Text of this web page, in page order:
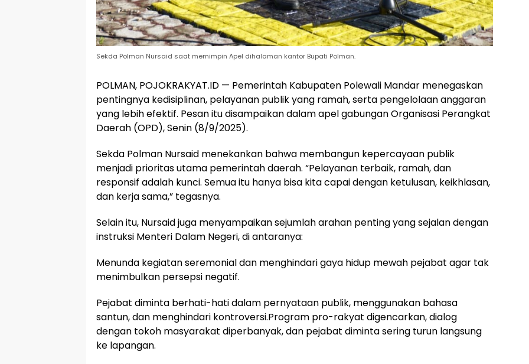
Sekda Polman Nursaid saat memimpin Apel dihalaman kantor Bupati Polman.
POLMAN, POJOKRAKYAT.ID — Pemerintah Kabupaten Polewali Mandar menegaskan
pentingnya kedisiplinan, pelayanan publik yang ramah, serta pengelolaan anggaran
yang lebih efektif. Pesan itu disampaikan dalam apel gabungan Organisasi Perangkat
Daerah (OPD), Senin (8/9/2025).
Sekda Polman Nursaid menekankan bahwa membangun kepercayaan publik
menjadi prioritas utama pemerintah daerah. “Pelayanan terbaik, ramah, dan
responsif adalah kunci. Semua itu hanya bisa kita capai dengan ketulusan, keikhlasan,
dan kerja sama,” tegasnya.
Selain itu, Nursaid juga menyampaikan sejumlah arahan penting yang sejalan dengan
instruksi Menteri Dalam Negeri, di antaranya:
Menunda kegiatan seremonial dan menghindari gaya hidup mewah pejabat agar tak
menimbulkan persepsi negatif.
Pejabat diminta berhati-hati dalam pernyataan publik, menggunakan bahasa
santun, dan menghindari kontroversi.Program pro-rakyat digencarkan, dialog
dengan tokoh masyarakat diperbanyak, dan pejabat diminta sering turun langsung
ke lapangan.